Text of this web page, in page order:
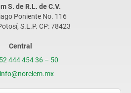
S. de R.L. de C.V.
Poniente No. 116
S.L.P. CP: 78423
Central
444 454 36 – 50
info@norelem.mx